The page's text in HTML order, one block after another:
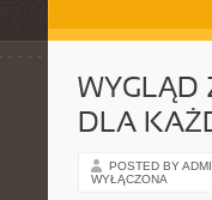
WYGLĄD
DLA
POSTED BY
WYŁĄCZONA